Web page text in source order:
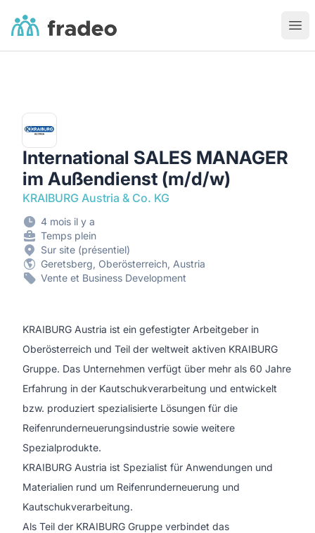
Fradeo
International SALES MANAGER
im Außendienst (m/d/w)
KRAIBURG Austria & Co. KG
4 mois il y a
Temps plein
Sur site (présentiel)
Geretsberg, Oberösterreich, Austria
Vente et Business Development
KRAIBURG Austria ist ein gefestigter Arbeitgeber in
Oberösterreich und Teil der weltweit aktiven KRAIBURG
Gruppe. Das Unternehmen verfügt über mehr als 60 Jahre
Erfahrung in der Kautschukverarbeitung und entwickelt
bzw. produziert spezialisierte Lösungen für die
Reifenrunderneuerungsindustrie sowie weitere
Spezialprodukte.
KRAIBURG Austria ist Spezialist für Anwendungen und
Materialien rund um Reifenrunderneuerung und
Kautschukverarbeitung.
Als Teil der KRAIBURG Gruppe verbindet das